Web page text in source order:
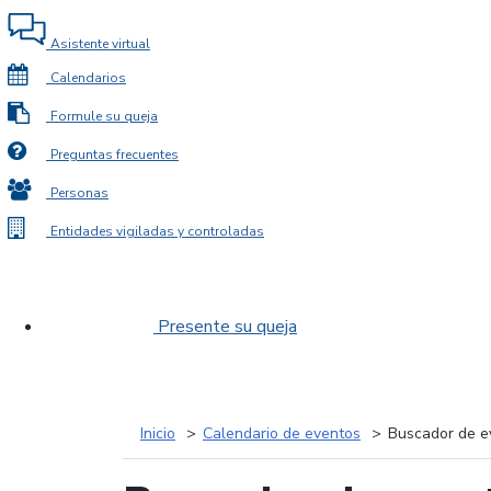
Asistente virtual
Calendarios
Formule su queja
Preguntas frecuentes
Personas
Entidades vigiladas y controladas
Presente su queja
Inicio Calendario de eventos Buscador de